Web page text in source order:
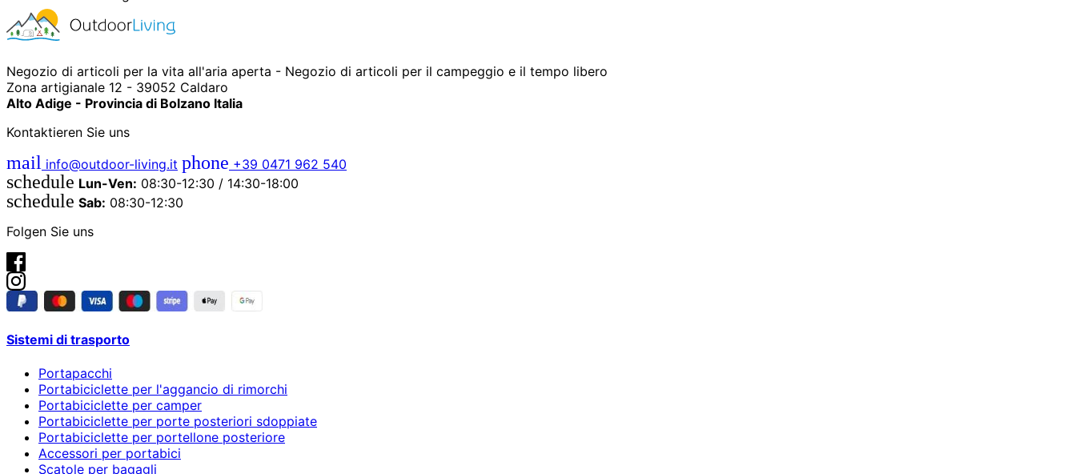
Negozio di articoli per la vita all'aria aperta - Negozio di articoli per il campeggio e il tempo libero
Zona artigianale 12 - 39052 Caldaro
Alto Adige - Provincia di Bolzano Italia
Kontaktieren Sie uns
mail info@outdoor-living.it phone +39 0471 962 540
schedule Lun-Ven: 08:30-12:30 / 14:30-18:00
schedule Sab: 08:30-12:30
Folgen Sie uns
Sistemi di trasporto
Portapacchi
Portabiciclette per l'aggancio di rimorchi
Portabiciclette per camper
Portabiciclette per porte posteriori sdoppiate
Portabiciclette per portellone posteriore
Accessori per portabici
Scatole per bagagli